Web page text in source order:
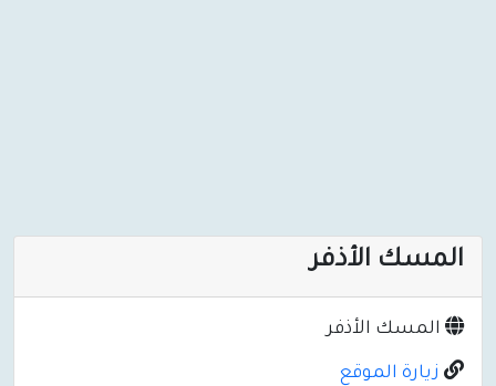
المسك الأذفر
المسك الأذفر
زيارة الموقع